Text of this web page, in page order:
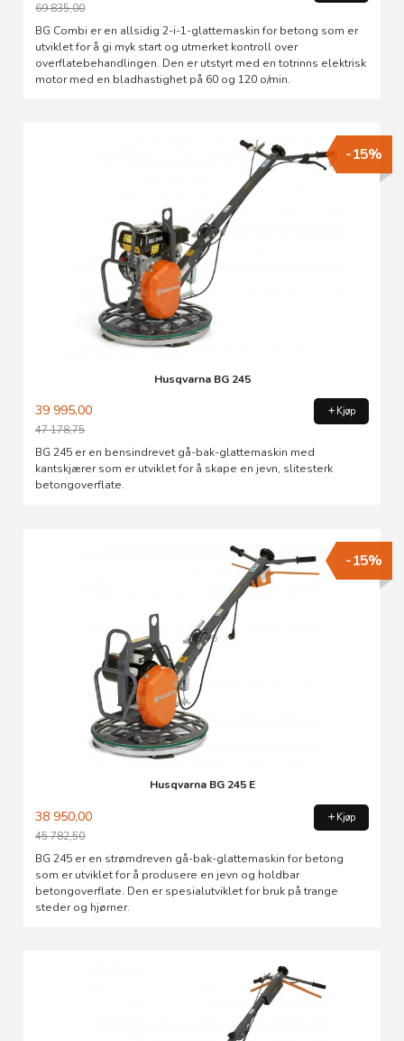
69 835,00
Rabatt
BG Combi er en allsidig 2-i-1-glattemaskin for betong som er
utviklet for å gi myk start og utmerket kontroll over
overflatebehandlingen. Den er utstyrt med en totrinns elektrisk
motor med en bladhastighet på 60 og 120 o/min.
Husqvarna BG 245
39 995,00
47 178,75
Rabatt
-15%
Kjøp
BG 245 er en bensindrevet gå-bak-glattemaskin med
kantskjærer som er utviklet for å skape en jevn, slitesterk
betongoverflate.
Husqvarna BG 245 E
38 950,00
45 782,50
Rabatt
-15%
Kjøp
BG 245 er en strømdreven gå-bak-glattemaskin for betong
som er utviklet for å produsere en jevn og holdbar
betongoverflate. Den er spesialutviklet for bruk på trange
steder og hjørner.